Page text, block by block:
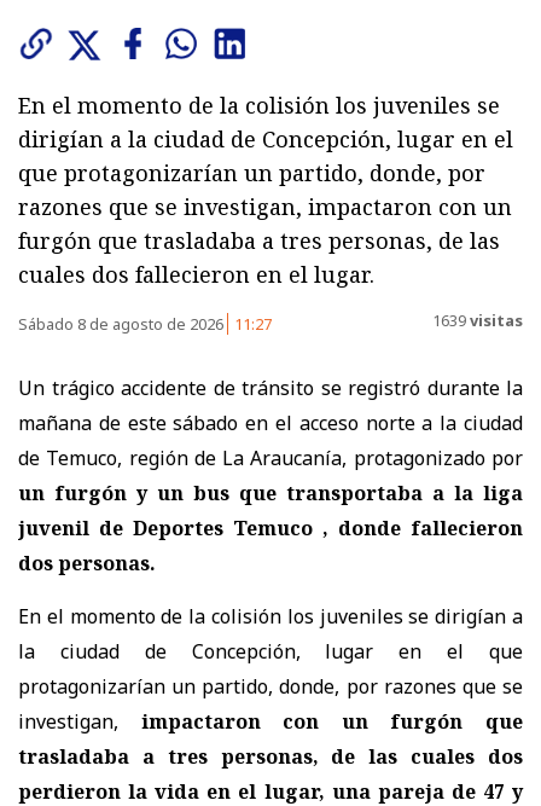
En el momento de la colisión los juveniles se
dirigían a la ciudad de Concepción, lugar en el
que protagonizarían un partido, donde, por
razones que se investigan, impactaron con un
furgón que trasladaba a tres personas, de las
cuales dos fallecieron en el lugar.
Sábado 8 de agosto de 2026 11:27 1639visitas
Un trágico accidente de tránsito se registró durante la
mañana de este sábado en el acceso norte a la ciudad
de Temuco, región de La Araucanía, protagonizado por
un furgón y un bus que transportaba a la liga
juvenil de Deportes Temuco , donde fallecieron
dos personas.
En el momento de la colisión los juveniles se dirigían a
la ciudad de Concepción, lugar en el que
protagonizarían un partido, donde, por razones que se
investigan, impactaron con un furgón que
trasladaba a tres personas, de las cuales dos
perdieron la vida en el lugar, una pareja de47 y